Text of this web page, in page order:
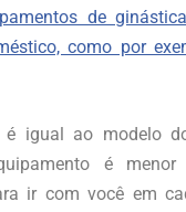
de
como por
é igual ao modelo
é
ir com você em